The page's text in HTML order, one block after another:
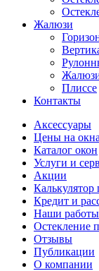
Жалюзи
Плиссе
Контакты
Аксессуары
Цены на окна
Каталог окон
Услуги и
Акции
Калькулятор
Кредит и
Наши работы
Остекление
Отзывы
Публикации
О компании